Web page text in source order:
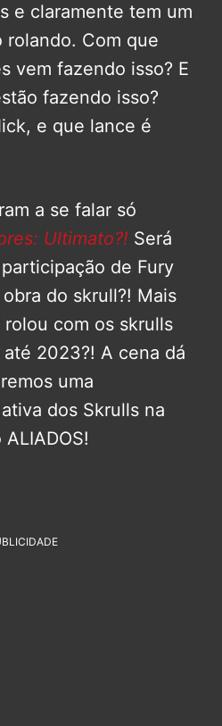
e claramente tem um
Com que
vem fazendo isso? E
fazendo isso?
e que lance é
a se falar só
Ultimato?! Será
de Fury
do skrull?! Mais
com os skrulls
2023?! A cena dá
uma
dos Skrulls na